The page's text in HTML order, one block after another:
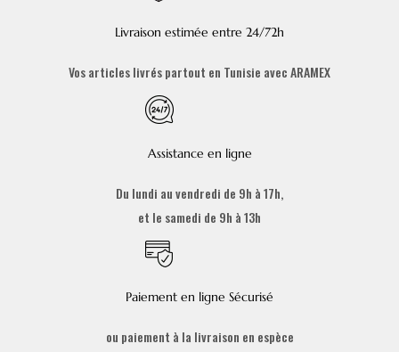
Livraison estimée entre 24/72h
Vos articles livrés partout en Tunisie avec ARAMEX
Assistance en ligne
Du lundi au vendredi de 9h à 17h,
et le samedi de 9h à 13h
Paiement en ligne Sécurisé
ou paiement à la livraison en espèce